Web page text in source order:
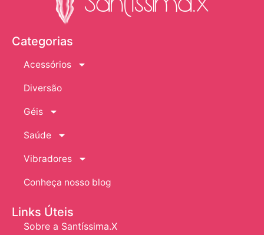
Categorias
Acessórios
Diversão
Géis
Saúde
Vibradores
Conheça nosso blog
Links Úteis
Sobre a Santíssima.X